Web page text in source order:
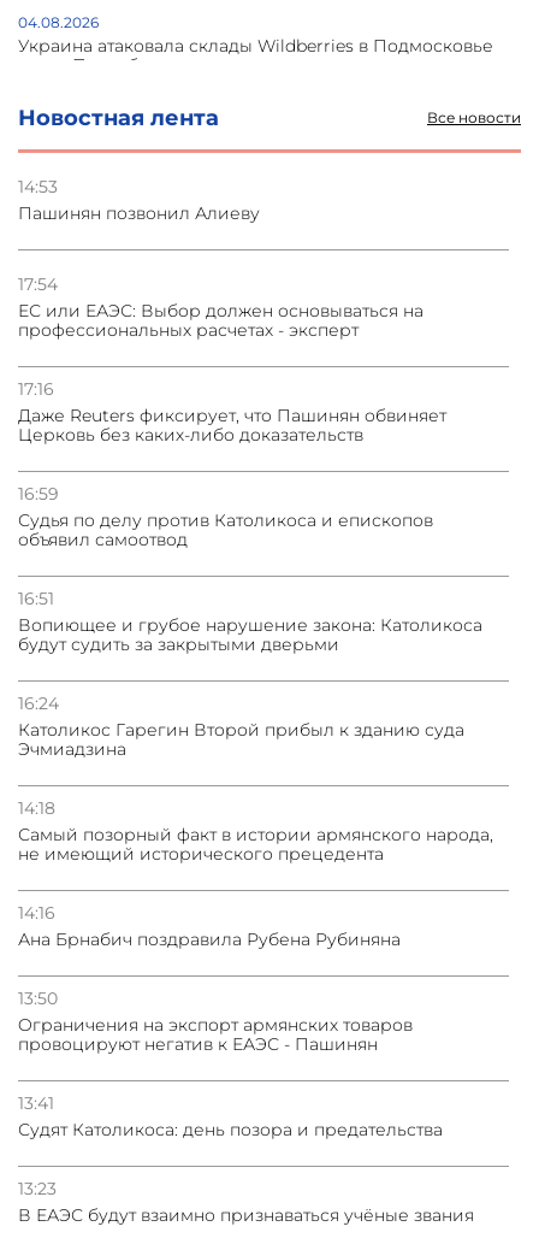
Новостная лента Все новости
14:53
Пашинян позвонил Алиеву
17:54
ЕС или ЕАЭС: Выбор должен основываться на
профессиональных расчетах - эксперт
17:16
Даже Reuters фиксирует, что Пашинян обвиняет
Церковь без каких-либо доказательств
16:59
Судья по делу против Католикоса и епископов
объявил самоотвод
16:51
Вопиющее и грубое нарушение закона: Католикоса
будут судить за закрытыми дверьми
16:24
Католикос Гарегин Второй прибыл к зданию суда
Эчмиадзина
14:18
Самый позорный факт в истории армянского народа,
не имеющий исторического прецедента
14:16
Ана Брнабич поздравила Рубена Рубиняна
13:50
Oграничения на экспорт армянских товаров
провоцируют негатив к ЕАЭС - Пашинян
13:41
Судят Католикоса: день позора и предательства
13:23
В ЕАЭС будут взаимно признаваться учёные звания
04.08.2026
Украина атаковала склады Wildberries в Подмосковье
и под Петербургом
03.08.2026
Стратегия безопасности ОДКБ допускает применение
Азербайджане
31.07.2026
Сотрудничество и очереди – детали визита главы
погрануправления СНБ Армении в Тбилиси